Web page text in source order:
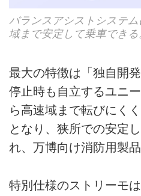
バランスアシストシステ
域まで安定して乗車できる
最大の特徴は「独自開
停止時も自立するユニ
ら高速域まで転びにく
となり、狭所での安定
れ、万博向け消防用製
特別仕様のストリーモ